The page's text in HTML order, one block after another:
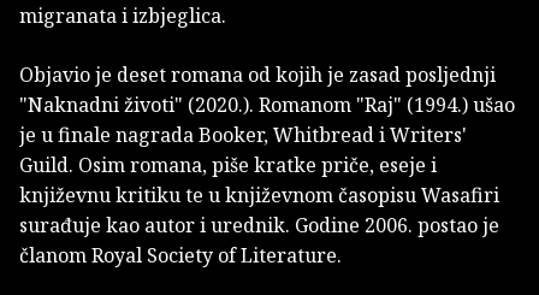
migranata i izbjeglica.
Objavio je deset romana od kojih je zasad posljednji
"Naknadni životi" (2020.). Romanom "Raj" (1994.) ušao
je u finale nagrada Booker, Whitbread i Writers'
Guild. Osim romana, piše kratke priče, eseje i
književnu kritiku te u književnom časopisu Wasafiri
surađuje kao autor i urednik. Godine 2006. postao je
članom Royal Society of Literature.